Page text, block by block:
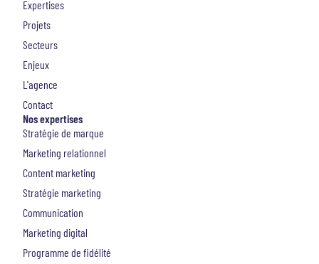
Expertises
Projets
Secteurs
Enjeux
L'agence
Contact
Nos expertises
Stratégie de marque
Marketing relationnel
Content marketing
Stratégie marketing
Communication
Marketing digital
Programme de fidélité